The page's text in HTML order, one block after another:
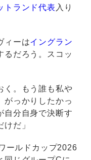
トランド代表 入り
ィーはイングラン
るだろう。スコッ
。もう誰も私や
がっかりしたかっ
分自身で決断す
だ」
ールドカップ2026